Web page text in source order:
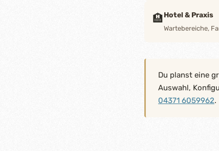
🏨Hotel & Praxis
Wartebereiche,
Du planst eine
Auswahl,
04371 6059962.